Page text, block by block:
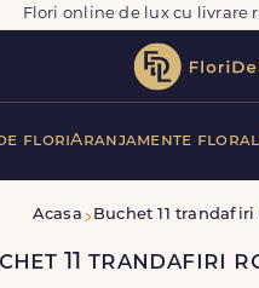
Flori online de lux cu livrare
floriAranjamente
Acasa Buchet 11
11 trandafiri